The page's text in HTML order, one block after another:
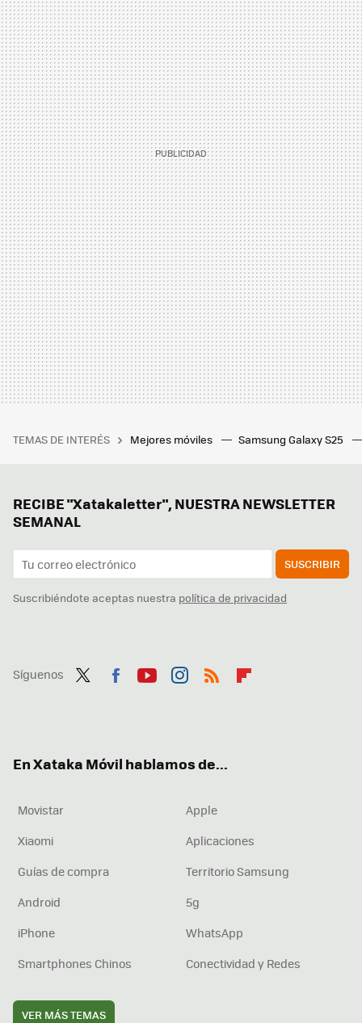
TEMAS DE INTERÉS Mejores móviles Samsung Galaxy S25
RECIBE "Xatakaletter", NUESTRA NEWSLETTER
SEMANAL
SUSCRIBIR
Suscribiéndote aceptas nuestra política de privacidad
Síguenos
En Xataka Móvil hablamos de...
Movistar
Apple
Xiaomi
Aplicaciones
Guías de compra
Territorio Samsung
Android
5g
iPhone
WhatsApp
Smartphones Chinos
Conectividad y Redes
VER MÁS TEMAS